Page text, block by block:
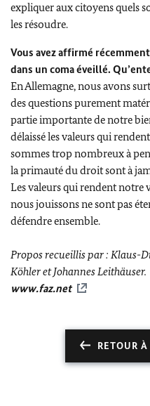
expliquer aux citoyens quels
les résoudre.
Vous avez affirmé
dans un coma éveillé.
En Allemagne, nous avons
des questions purement
partie importante de notre
délaissé les valeurs qui
sommes trop nombreux à
la primauté du droit sont à
Les valeurs qui rendent notre
nous jouissons ne sont pas
défendre ensemble.
Propos recueillis par : Klaus-
KöhleretJohannes Leithäuser.
www.faz.net
RETOUR